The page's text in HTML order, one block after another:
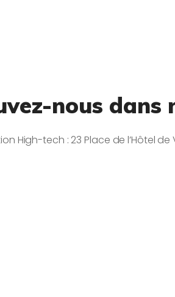
nous dans
High-tech : 23 Place de l’Hôtel